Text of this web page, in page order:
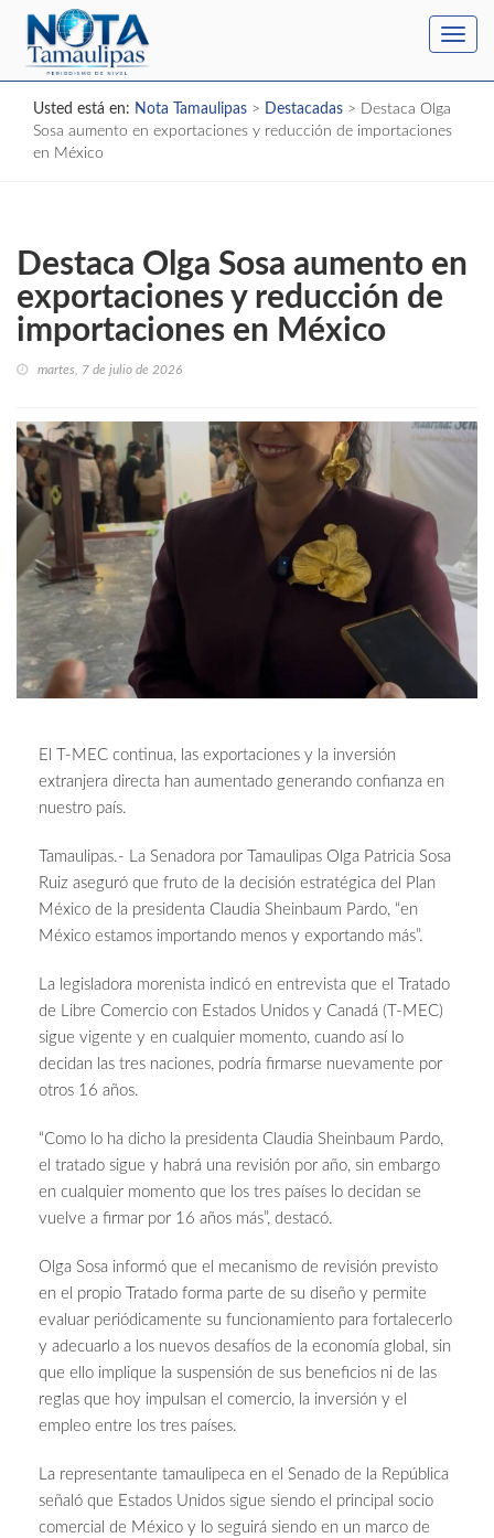
Usted está en: Nota Tamaulipas > Destacadas > Destaca Olga
Sosa aumento en exportaciones y reducción de importaciones
en México
Destaca Olga Sosa aumento en
exportaciones y reducción de
importaciones en México
martes, 7 de julio de 2026
El T-MEC continua, las exportaciones y la inversión
extranjera directa han aumentado generando confianza en
nuestro país.
Tamaulipas.- La Senadora por Tamaulipas Olga Patricia Sosa
Ruiz aseguró que fruto de la decisión estratégica del Plan
México de la presidenta Claudia Sheinbaum Pardo, “en
México estamos importando menos y exportando más”.
La legisladora morenista indicó en entrevista que el Tratado
de Libre Comercio con Estados Unidos y Canadá (T-MEC)
sigue vigente y en cualquier momento, cuando así lo
decidan las tres naciones, podría firmarse nuevamente por
otros 16 años.
“Como lo ha dicho la presidenta Claudia Sheinbaum Pardo,
el tratado sigue y habrá una revisión por año, sin embargo
en cualquier momento que los tres países lo decidan se
vuelve a firmar por 16 años más”, destacó.
Olga Sosa informó que el mecanismo de revisión previsto
en el propio Tratado forma parte de su diseño y permite
evaluar periódicamente su funcionamiento para fortalecerlo
y adecuarlo a los nuevos desafíos de la economía global, sin
que ello implique la suspensión de sus beneficios ni de las
reglas que hoy impulsan el comercio, la inversión y el
empleo entre los tres países.
La representante tamaulipeca en el Senado de la República
señaló que Estados Unidos sigue siendo el principal socio
comercial de México y lo seguirá siendo en un marco de